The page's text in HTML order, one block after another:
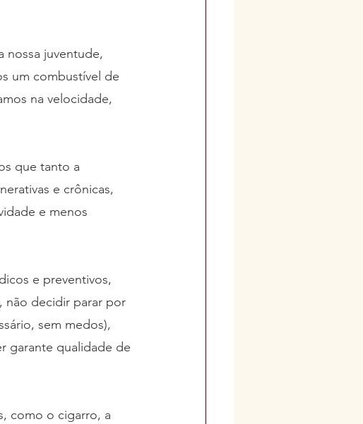
nossa juventude,
um combustível de
na velocidade,
que tanto a
e crônicas,
e menos
e preventivos,
não decidir parar por
sem medos),
garante qualidade de
como o cigarro, a